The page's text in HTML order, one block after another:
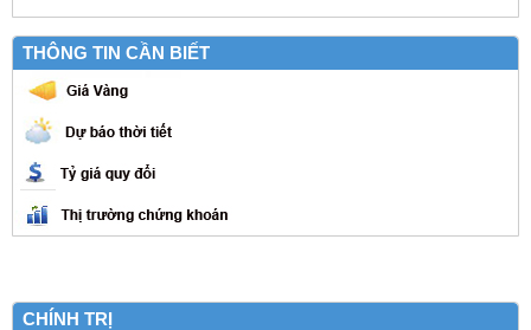
THÔNG TIN CẦN BIẾT
CHÍNH TRỊ